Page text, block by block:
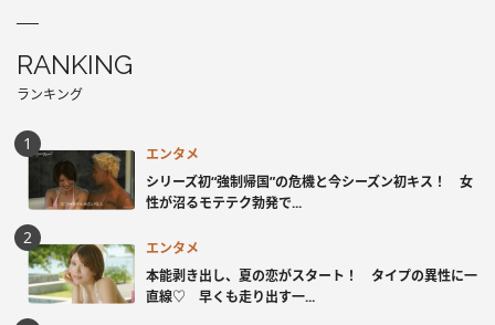
RANKING
ランキング
エンタメ
シリーズ初“強制帰国”の危機と今シーズン初キス！ 女
性が沼るモテテク勃発で...
エンタメ
本能剥き出し、夏の恋がスタート！ タイプの異性に一
直線♡ 早くも走り出す一...